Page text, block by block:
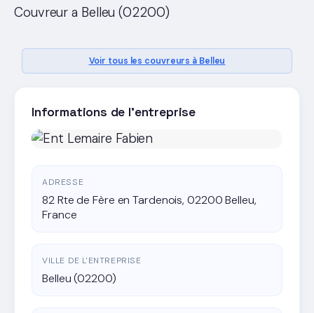
Couvreur a Belleu (02200)
Voir tous les couvreurs à Belleu
Informations de l'entreprise
ADRESSE
82 Rte de Fère en Tardenois, 02200 Belleu,
France
VILLE DE L'ENTREPRISE
Belleu (02200)